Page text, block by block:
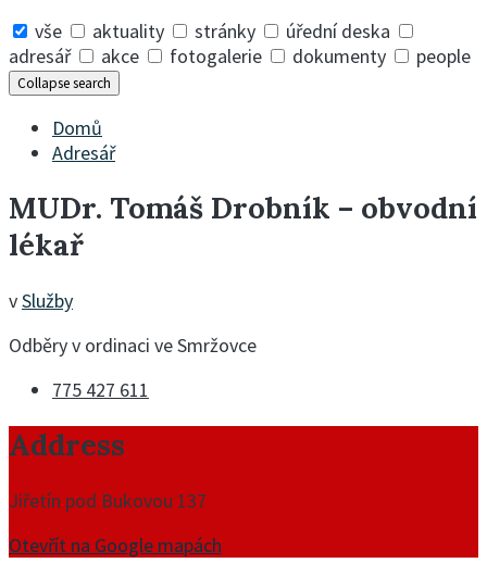
vše
aktuality stránky
úřední deska
adresář
akce fotogalerie dokumenty people
Collapse search
Domů
Adresář
MUDr. Tomáš Drobník – obvodní
lékař
vSlužby
Odběry v ordinaci ve Smržovce
775 427 611
Address
Jiřetín pod Bukovou 137
Otevřít na Google mapách